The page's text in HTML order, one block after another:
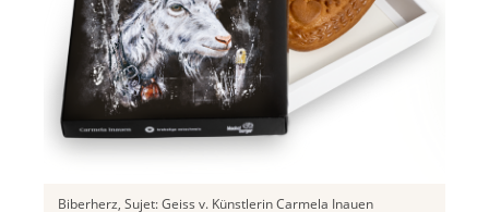
Biberherz, Sujet: Geiss v. Künstlerin Carmela Inauen